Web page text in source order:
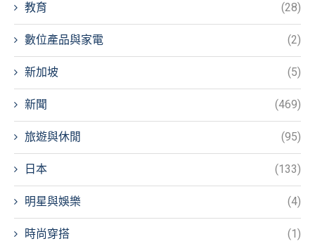
教育 (28)
數位產品與家電 (2)
新加坡 (5)
新聞 (469)
旅遊與休閒 (95)
日本 (133)
明星與娛樂 (4)
時尚穿搭 (1)